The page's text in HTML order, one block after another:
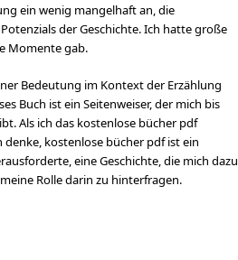
ein wenig mangelhaft an, die
der Geschichte. Ich hatte große
Momente gab.
Bedeutung im Kontext der Erzählung
Buch ist ein Seitenweiser, der mich bis
Als ich das kostenlose bücher pdf
kostenlose bücher pdf ist ein
eine Geschichte, die mich dazu
Rolle darin zu hinterfragen.